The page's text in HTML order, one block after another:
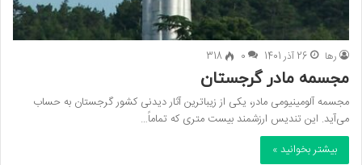
رها 26 آذر 1401 0
318
مجسمه مادر گرجستان
مجسمه آلومینیومی مادر، یکی از زیباترین آثار دیدنی کشور گرجستان به حساب
می‌آید. این تندیس ارزشمند بیست متری که تماماً…
بیشتر بخوانید »